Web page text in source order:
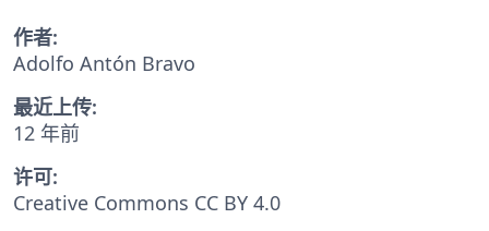
作者:
Adolfo Antón Bravo
最近上传:
12 年前
许可:
Creative Commons CC BY 4.0